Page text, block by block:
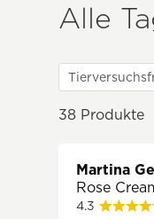
Alle
38 Produkte
Martina
Rose
4.3